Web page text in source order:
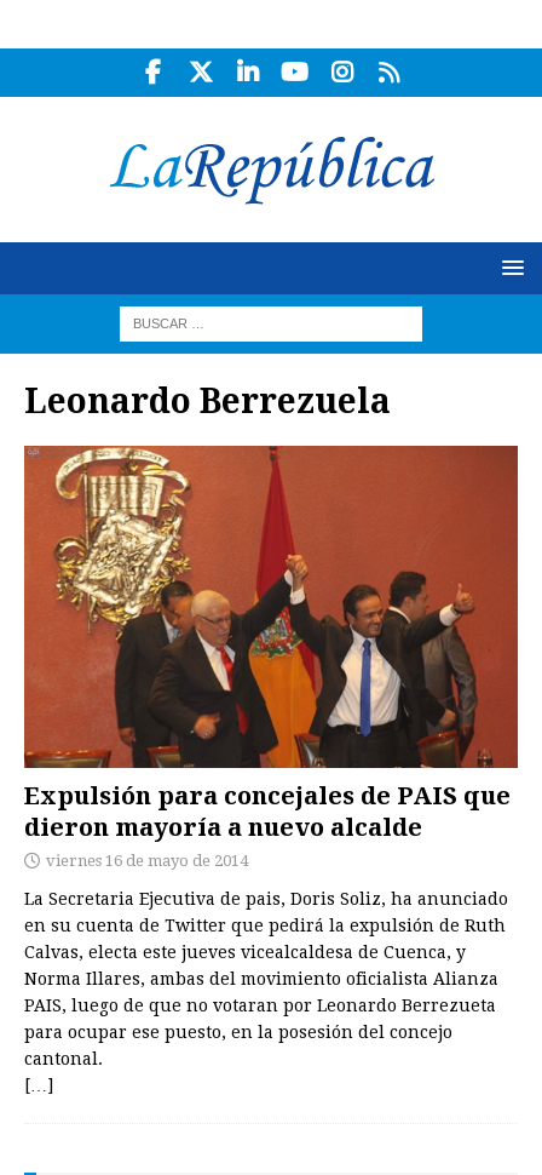
Leonardo Berrezuela
Expulsión para concejales de PAIS que
dieron mayoría a nuevo alcalde
viernes 16 de mayo de 2014
La Secretaria Ejecutiva de pais, Doris Soliz, ha anunciado
en su cuenta de Twitter que pedirá la expulsión de Ruth
Calvas, electa este jueves vicealcaldesa de Cuenca, y
Norma Illares, ambas del movimiento oficialista Alianza
PAIS, luego de que no votaran por Leonardo Berrezueta
para ocupar ese puesto, en la posesión del concejo
cantonal.
[…]